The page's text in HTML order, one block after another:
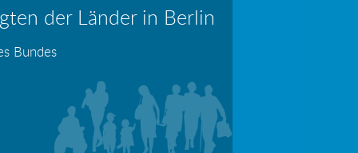
der Länder in Berlin
Bundes
Information: Die Wohngeldstelle darf Nachweise über Bemühungen zur Aufnahme einer Erwerbstätigkeit fordern
unser Onlineformular auf dieser